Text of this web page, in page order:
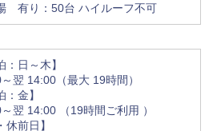
有り：50台 ハイルーフ不可
：日～木】
翌 14:00（最大 19時間）
：金】
翌 14:00 （19時間ご利用 ）
休前日】